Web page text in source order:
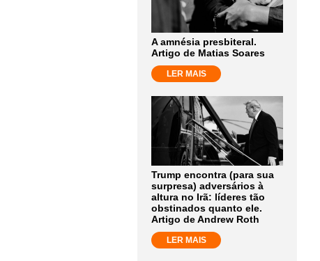
A amnésia presbiteral.
Artigo de Matias Soares
LER MAIS
Trump encontra (para sua
surpresa) adversários à
altura no Irã: líderes tão
obstinados quanto ele.
Artigo de Andrew Roth
LER MAIS